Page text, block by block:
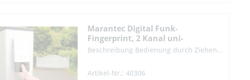
Marantec Digital Funk-
Fingerprint, 2 Kanal uni-
direktional 868 MHz oder 433 Mhz
Beschreibung Bedienung durch Ziehen...
Artikel-Nr.: 40306